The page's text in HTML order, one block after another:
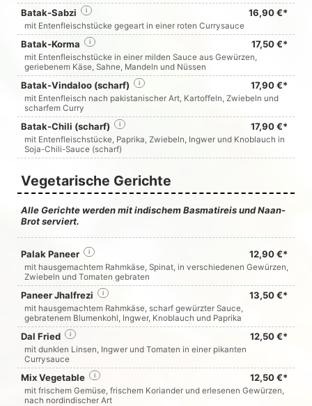
Batak-Sabzi 16,90 €*
i
mit Entenfleischstücke gegeart in einer roten Currysauce
Batak-Korma 17,50 €*
i
mit Entenfleischstücke in einer milden Sauce aus Gewürzen,
geriebenem Käse, Sahne, Mandeln und Nüssen
Batak-Vindaloo (scharf) 17,90 €*
i
mit Entenfleisch nach pakistanischer Art, Kartoffeln, Zwiebeln und
scharfem Curry
Batak-Chili (scharf) 17,90 €*
i
mit Entenfleischstücke, Paprika, Zwiebeln, Ingwer und Knoblauch in
Soja-Chili-Sauce (scharf)
Vegetarische Gerichte
Alle Gerichte werden mit indischem Basmatireis und Naan-
Brot serviert.
Palak Paneer 12,90 €*
i
mit hausgemachtem Rahmkäse, Spinat, in verschiedenen Gewürzen,
Zwiebeln und Tomaten gebraten
Paneer Jhalfrezi 13,50 €*
i
mit hausgemachtem Rahmkäse, scharf gewürzter Sauce,
gebratenem Blumenkohl, Ingwer, Knoblauch und Paprika
Dal Fried 12,50 €*
i
mit dunklen Linsen, Ingwer und Tomaten in einer pikanten
Currysauce
Mix Vegetable 12,50 €*
i
mit frischem Gemüse, frischem Koriander und erlesenen Gewürzen,
nach nordindischer Art